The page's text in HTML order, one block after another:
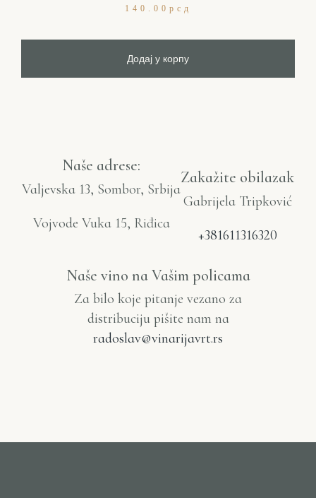
140.00 рсд
Додај у корпу
Naše adrese:
Valjevska 13, Sombor, Srbija
Vojvode Vuka 15, Riđica
Zakažite obilazak
Gabrijela Tripković
+381611316320
Naše vino na Vašim policama
Za bilo koje pitanje vezano za
distribuciju pišite nam na
radoslav@vinarijavrt.rs